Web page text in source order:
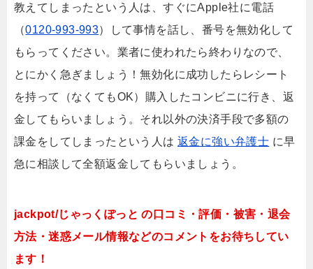
教えてしまったという人は、すぐにApple社に電話
（0120-993-993）して事情を話し、番号を無効化して
もらってください。業者に使われたら終わりなので、
とにかく急ぎましょう！無効化に成功したらレシート
を持って（なくてもOK）購入したコンビニに行き、返
金してもらいましょう。それ以外の決済手段で多額の
課金をしてしまったという人は 返金に強い弁護士 に早
急に相談して全額返金してもらいましょう。
jackpot/じゃっくぽっと の口コミ・評価・被害・退会
方法・迷惑メール情報などのコメントをお待ちしてい
ます！